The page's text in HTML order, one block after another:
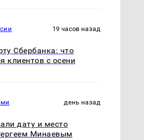
19 часов назад
Сбербанка: что
клиентов с осени
день назад
дату и место
Минаевым